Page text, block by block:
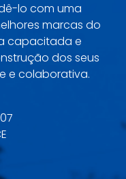
lo com uma
marcas do
capacitada e
dos seus
e colaborativa.